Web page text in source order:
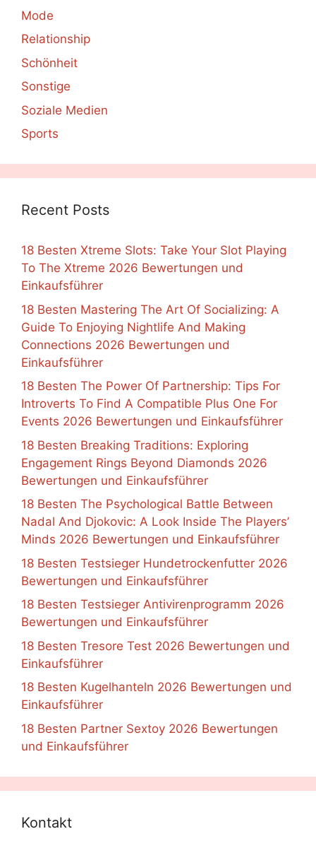
Mode
Relationship
Schönheit
Sonstige
Soziale Medien
Sports
Recent Posts
18 Besten Xtreme Slots: Take Your Slot Playing
To The Xtreme 2026 Bewertungen und
Einkaufsführer
18 Besten Mastering The Art Of Socializing: A
Guide To Enjoying Nightlife And Making
Connections 2026 Bewertungen und
Einkaufsführer
18 Besten The Power Of Partnership: Tips For
Introverts To Find A Compatible Plus One For
Events 2026 Bewertungen und Einkaufsführer
18 Besten Breaking Traditions: Exploring
Engagement Rings Beyond Diamonds 2026
Bewertungen und Einkaufsführer
18 Besten The Psychological Battle Between
Nadal And Djokovic: A Look Inside The Players’
Minds 2026 Bewertungen und Einkaufsführer
18 Besten Testsieger Hundetrockenfutter 2026
Bewertungen und Einkaufsführer
18 Besten Testsieger Antivirenprogramm 2026
Bewertungen und Einkaufsführer
18 Besten Tresore Test 2026 Bewertungen und
Einkaufsführer
18 Besten Kugelhanteln 2026 Bewertungen und
Einkaufsführer
18 Besten Partner Sextoy 2026 Bewertungen
und Einkaufsführer
Kontakt